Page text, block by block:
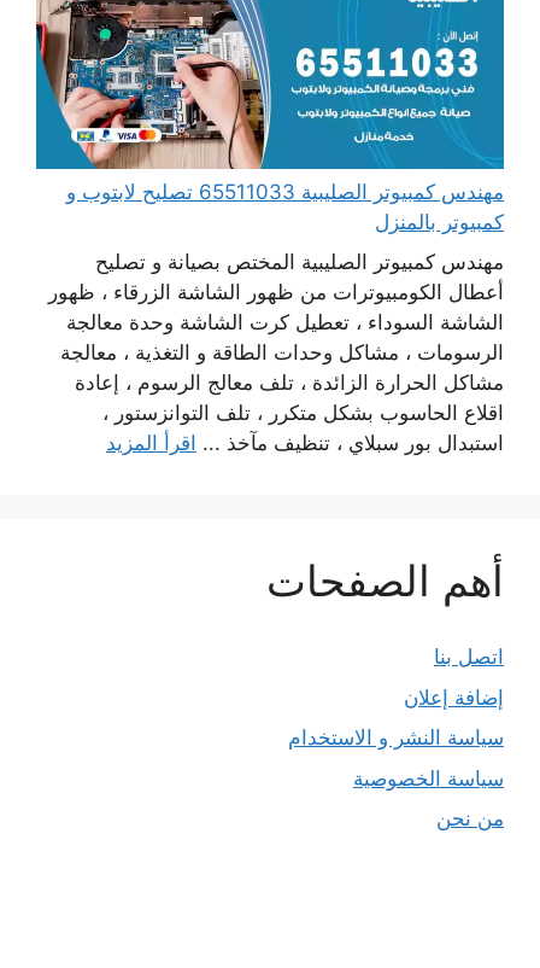
مهندس كمبيوتر الصليبية 65511033 تصليح لابتوب و
كمبيوتر بالمنزل
مهندس كمبيوتر الصليبية المختص بصيانة و تصليح
أعطال الكومبيوترات من ظهور الشاشة الزرقاء ، ظهور
الشاشة السوداء ، تعطيل كرت الشاشة وحدة معالجة
الرسومات ، مشاكل وحدات الطاقة و التغذية ، معالجة
مشاكل الحرارة الزائدة ، تلف معالج الرسوم ، إعادة
اقلاع الحاسوب بشكل متكرر ، تلف التوانزستور ،
استبدال بور سبلاي ، تنظيف مآخذ ... اقرأ المزيد
أهم الصفحات
اتصل بنا
إضافة إعلان
سياسة النشر و الاستخدام
سياسة الخصوصية
من نحن